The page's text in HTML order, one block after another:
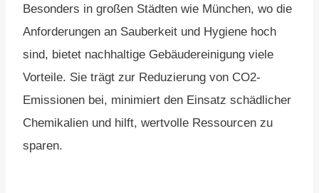
Besonders in großen Städten wie München, wo die
Anforderungen an Sauberkeit und Hygiene hoch
sind, bietet nachhaltige Gebäudereinigung viele
Vorteile. Sie trägt zur Reduzierung von CO2-
Emissionen bei, minimiert den Einsatz schädlicher
Chemikalien und hilft, wertvolle Ressourcen zu
sparen.